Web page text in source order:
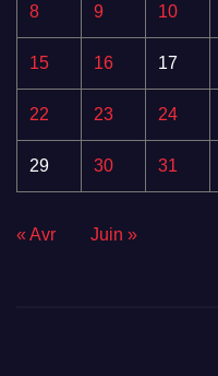
8 9 10
15 16 17
22 23 24
29 30 31
« Avr Juin »